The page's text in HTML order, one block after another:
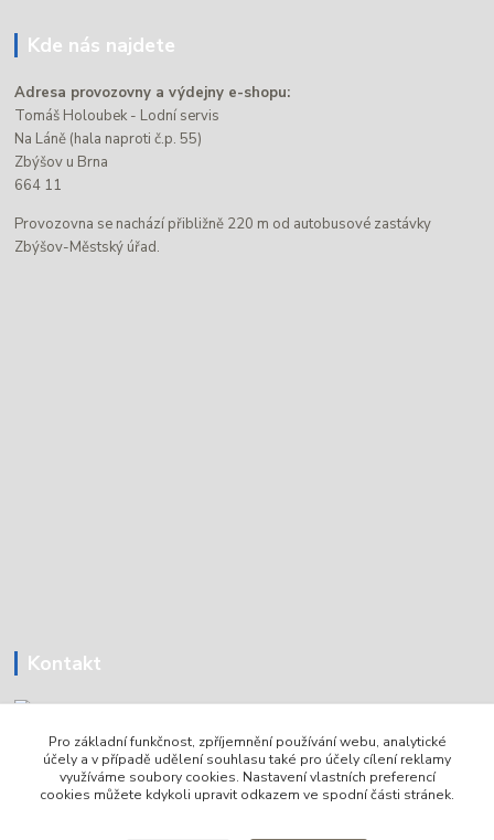
Kde nás najdete
Adresa provozovny a výdejny e-shopu:
Tomáš Holoubek - Lodní servis
Na Láně (hala naproti č.p. 55)
Zbýšov u Brna
664 11
Provozovna se nachází přibližně 220 m od autobusové zastávky
Zbýšov-Městský úřad.
Kontakt
Tomáš Holoubek
+420736720979
Pro základní funkčnost, zpříjemnění používání webu, analytické
účely a v případě udělení souhlasu také pro účely cílení reklamy
využíváme soubory cookies. Nastavení vlastních preferencí
cookies můžete kdykoli upravit odkazem ve spodní části stránek.